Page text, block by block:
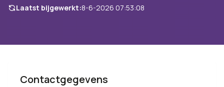
Laatst bijgewerkt:8-6-2026 07:53:08
Contactgegevens